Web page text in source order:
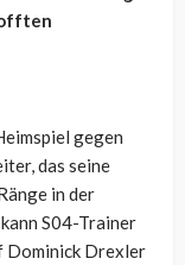
gegen
das seine
in der
S04-Trainer
Dominick Drexler